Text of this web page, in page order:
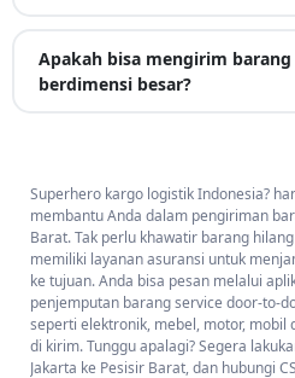
Apakah bisa mengirim
berdimensi besar?
Superhero kargo logistik Indonesia?
membantu Anda dalam pengiriman
Barat. Tak perlu khawatir barang
memiliki layanan asuransi untuk
ke tujuan. Anda bisa pesan melalui
penjemputan barang service door-to-
seperti elektronik, mebel, motor, mobil
di kirim. Tunggu apalagi? Segera
Jakarta ke Pesisir Barat, dan hubungi